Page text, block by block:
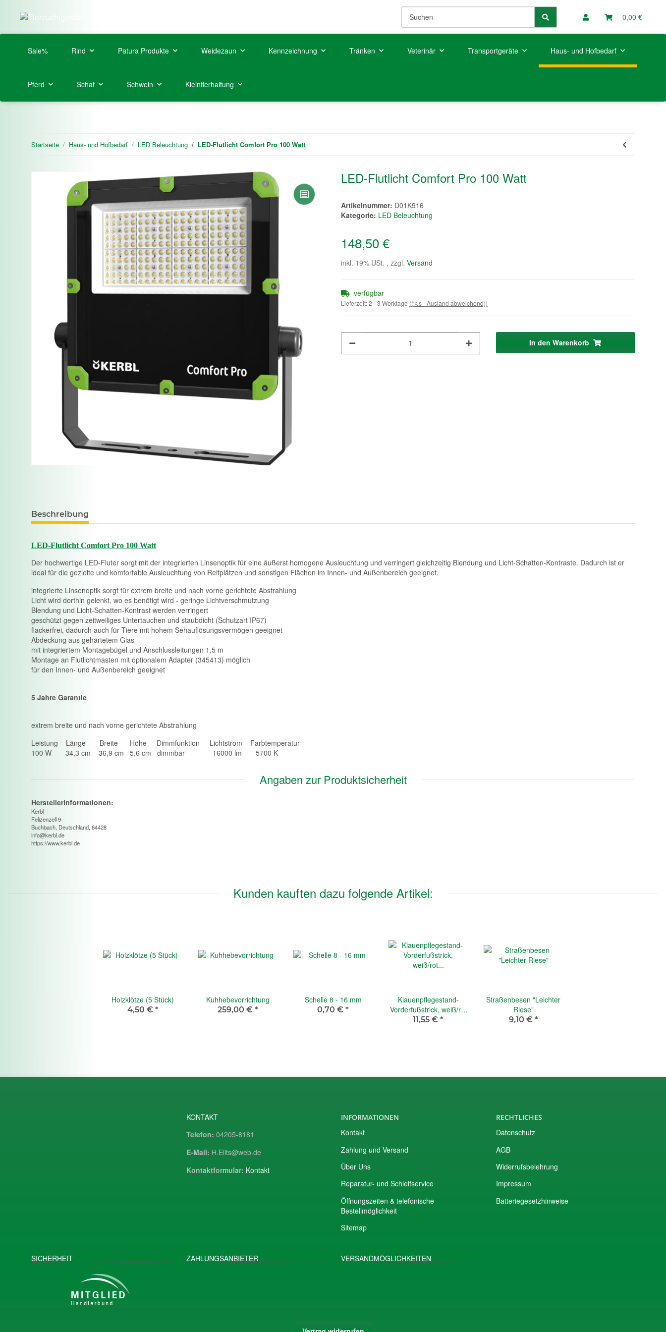
0,00 €
Sale% Rind Patura Produkte Weidezaun Kennzeichnung Tränken Veterinär Transportgeräte Haus- und Hofbedarf
Pferd Schaf Schwein Kleintierhaltung
Startseite Haus- und Hofbedarf LED Beleuchtung LED-Flutlicht Comfort Pro 100 Watt
LED-Flutlicht Comfort Pro 100 Watt
Artikelnummer: D01K916
Kategorie: LED Beleuchtung
148,50 €
inkl. 19% USt. , zzgl. Versand
verfügbar
Lieferzeit:2 - 3 Werktage ((%s - Ausland abweichend))
In den Warenkorb
Beschreibung
LED-Flutlicht Comfort Pro 100 Watt
Der hochwertige LED-Fluter sorgt mit der integrierten Linsenoptik für eine äußerst homogene Ausleuchtung und verringert gleichzeitig Blendung und Licht-Schatten-Kontraste. Dadurch ist er
ideal für die gezielte und komfortable Ausleuchtung von Reitplätzen und sonstigen Flächen im Innen- und Außenbereich geeignet.
integrierte Linsenoptik sorgt für extrem breite und nach vorne gerichtete Abstrahlung
Licht wird dorthin gelenkt, wo es benötigt wird - geringe Lichtverschmutzung
Blendung und Licht-Schatten-Kontrast werden verringert
geschützt gegen zeitweiliges Untertauchen und staubdicht (Schutzart IP67)
flackerfrei, dadurch auch für Tiere mit hohem Sehauflösungsvermögen geeignet
Abdeckung aus gehärtetem Glas
mit integriertem Montagebügel und Anschlussleitungen 1,5 m
Montage an Flutlichtmasten mit optionalem Adapter (345413) möglich
für den Innen- und Außenbereich geeignet
5 Jahre Garantie
extrem breite und nach vorne gerichtete Abstrahlung
Leistung Länge Breite Höhe Dimmfunktion Lichtstrom Farbtemperatur
100 W 34,3 cm 36,9 cm 5,6 cm dimmbar 16000 lm 5700 K
Angaben zur Produktsicherheit
Herstellerinformationen:
Kerbl
Felizenzell 9
Buchbach, Deutschland, 84428
info@kerbl.de
https://www.kerbl.de
Kunden kauften dazu folgende Artikel:
Holzklötze (5 Stück)
4,50 € *
Kuhhebevorrichtung
259,00 € *
Schelle 8 - 16 mm
0,70 € *
Klauenpflegestand-
Vorderfußstrick, weiß/rot
f. PW Klauenstand
11,55 € *
Straßenbesen "Leichter
Riese"
9,10 € *
KONTAKT
Telefon: 04205-8181
E-Mail: H.Eilts@web.de
Kontaktformular: Kontakt
INFORMATIONEN
Kontakt
Zahlung und Versand
Über Uns
Reparatur- und Schleifservice
Öffnungszeiten & telefonische
Bestellmöglichkeit
Sitemap
RECHTLICHES
Datenschutz
AGB
Widerrufsbelehrung
Impressum
Batteriegesetzhinweise
SICHERHEIT ZAHLUNGSANBIETER VERSANDMÖGLICHKEITEN